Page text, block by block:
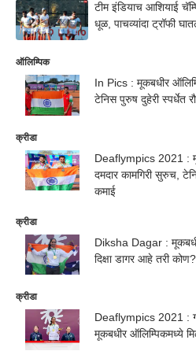
टीम इंडियाच आशियाई
धूळ, पाचव्यांदा ट्रॉफी
ऑलिम्पिक
In Pics : मूकबधीर
टेनिस पुरुष दुहेरी स्पर्धेत
क्रीडा
Deaflympics 2021 :
दमदार कामगिरी सुरुच,
कमाई
क्रीडा
Diksha Dagar :
दिक्षा डागर आहे तरी कोण?
क्रीडा
Deaflympics 2021 :
मूकबधीर ऑलिम्पिकमध्ये